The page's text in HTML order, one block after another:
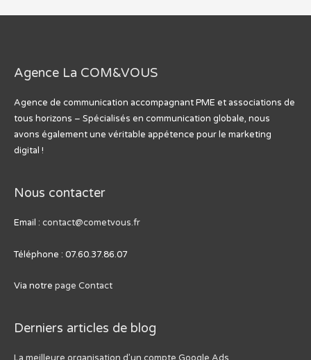
Agence La COM&VOUS
Agence de communication accompagnant PME et associations de
tous horizons – Spécialisés en communication globale, nous
avons également une véritable appétence pour le marketing
digital !
Nous contacter
Email : contact@cometvous.fr
Téléphone : 07.60.37.86.07
Via notre page Contact
Derniers articles de blog